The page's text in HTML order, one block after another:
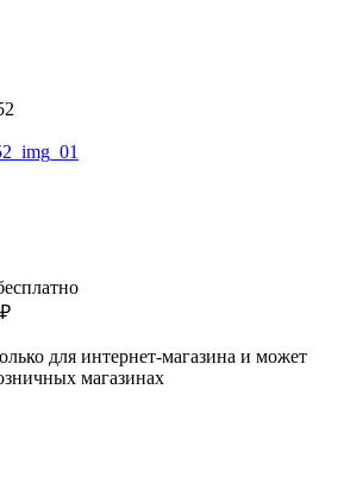
для интернет-магазина и может
магазинах